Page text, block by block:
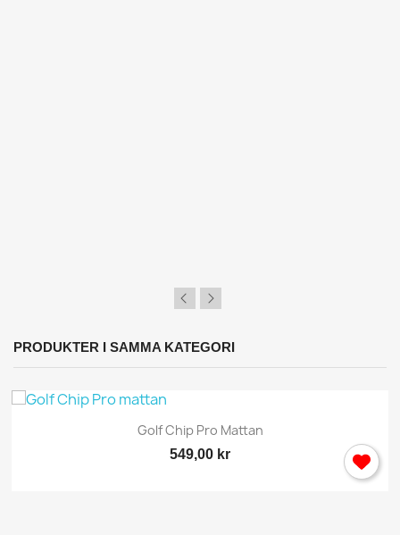
PRODUKTER I SAMMA KATEGORI
Golf Chip Pro Mattan
549,00 kr